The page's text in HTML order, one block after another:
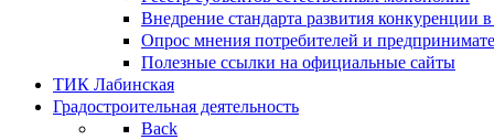
Внедрение стандарта развития конкуренции
Опрос мнения потребителей и
Полезные ссылки на официальные сайты
ТИК Лабинская
Градостроительная деятельность
Back